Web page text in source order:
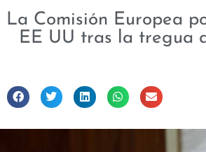
La Comisión Europea
EE UU tras la tregua